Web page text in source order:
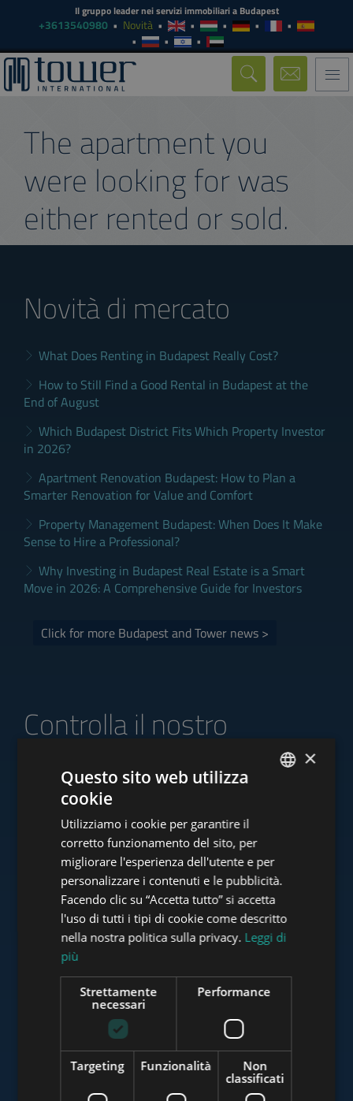
Il gruppo leader nei servizi immobiliari a Budapest
+3613540980 Novità
The apartment you
were looking for was
either rented or sold.
Novità di mercato
What Does Renting in Budapest Really Cost?
How to Still Find a Good Rental in Budapest at the
End of August
Which Budapest District Fits Which Property Investor
in 2026?
Apartment Renovation Budapest: How to Plan a
Smarter Renovation for Value and Comfort
Property Management Budapest: When Does It Make
Sense to Hire a Professional?
Why Investing in Budapest Real Estate is a Smart
Move in 2026: A Comprehensive Guide for Investors
Click for more Budapest and Tower news >
Controlla il nostro
www.tower-investments.com
www.towerassistance.com
FRENCH
ITALIAN
SPANISH
ARABIC
×
Questo sito web utilizza
cookie
Utilizziamo i cookie per garantire il
corretto funzionamento del sito, per
migliorare l'esperienza dell'utente e per
personalizzare i contenuti e le pubblicità.
Facendo clic su “Accetta tutto” si accetta
l'uso di tutti i tipi di cookie come descritto
nella nostra politica sulla privacy. Leggi di
più
Strettamente
necessari
Performance
Targeting Funzionalità
Non
classificati